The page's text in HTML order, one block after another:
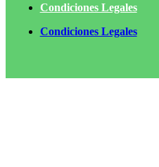
Condiciones Legales
Condiciones Legales